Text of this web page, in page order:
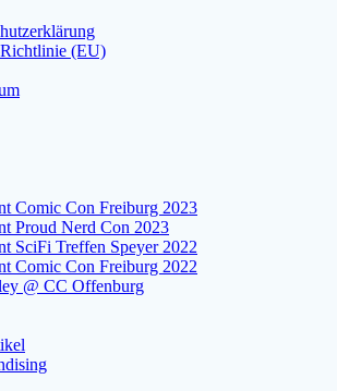
(EU)
Comic Con Freiburg 2023
Proud Nerd Con 2023
SciFi Treffen Speyer 2022
Comic Con Freiburg 2022
@ CC Offenburg